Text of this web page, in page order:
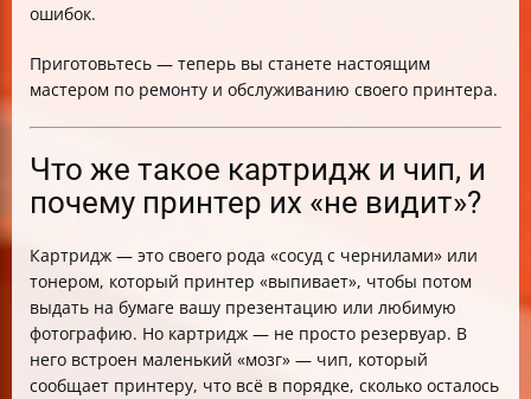
ошибок.
Приготовьтесь — теперь вы станете настоящим
мастером по ремонту и обслуживанию своего принтера.
Что же такое картридж и чип, и
почему принтер их «не видит»?
Картридж — это своего рода «сосуд с чернилами» или
тонером, который принтер «выпивает», чтобы потом
выдать на бумаге вашу презентацию или любимую
фотографию. Но картридж — не просто резервуар. В
него встроен маленький «мозг» — чип, который
сообщает принтеру, что всё в порядке, сколько осталось